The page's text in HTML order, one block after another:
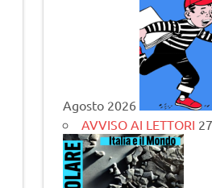
Agosto 2026
AVVISO AI LETTORI